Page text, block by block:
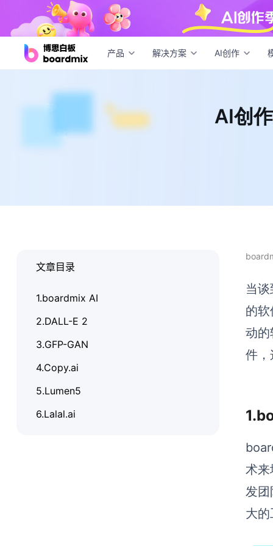
产品 解决方案 AI创作
AI创
AI创
当
的
动
件，
术
发
大
文章目录
1.boardmix AI
2.DALL-E 2
3.GFP-GAN
4.Copy.ai
5.Lumen5
6.Lalal.ai